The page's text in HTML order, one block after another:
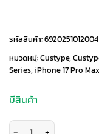
รหัสสินค้า:6920251012004
หมวดหมู่:Custype,
Series, iPhone 17 Pro Max
มีสินค้า
จำนวน Custype รุ่น